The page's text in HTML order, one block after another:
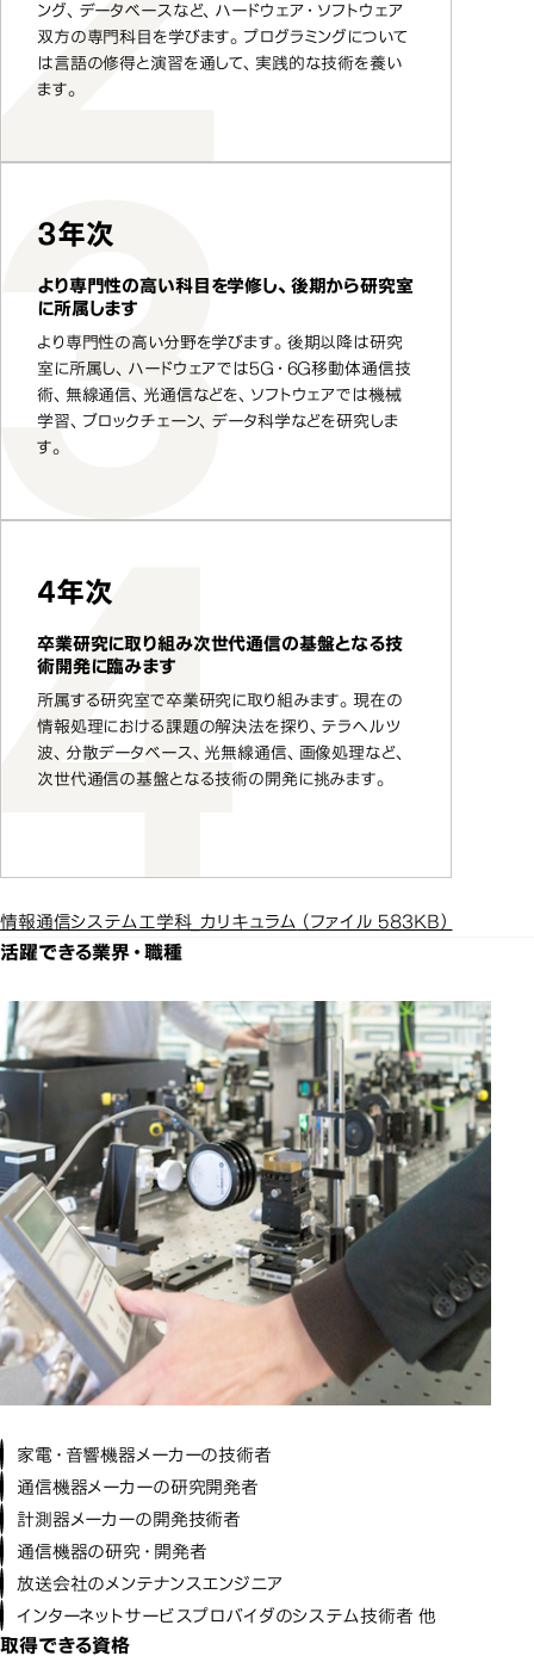
情報通信システム工学科_カリキュラム （ファイル 583KB）
ング、データベースなど、ハードウェア・ソフトウェア
双方の専門科目を学びます。プログラミングについて
は言語の修得と演習を通して、実践的な技術を養い
ます。
3年次
より専門性の高い科目を学修し、後期から研究室
に所属します
より専門性の高い分野を学びます。後期以降は研究
室に所属し、ハードウェアでは5Ｇ・6Ｇ移動体通信技
術、無線通信、光通信などを、ソフトウェアでは機械
学習、ブロックチェーン、データ科学などを研究しま
す。
4年次
卒業研究に取り組み次世代通信の基盤となる技
術開発に臨みます
所属する研究室で卒業研究に取り組みます。現在の
情報処理における課題の解決法を探り、テラヘルツ
波、分散データベース、光無線通信、画像処理など、
次世代通信の基盤となる技術の開発に挑みます。
活躍できる業界・職種
家電・音響機器メーカーの技術者
通信機器メーカーの研究開発者
計測器メーカーの開発技術者
通信機器の研究・開発者
放送会社のメンテナンスエンジニア
インターネットサービスプロバイダのシステム技術者 他
取得できる資格